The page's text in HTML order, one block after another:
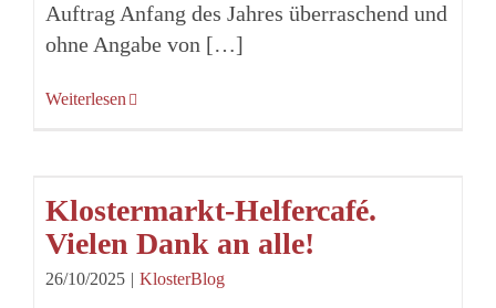
Auftrag Anfang des Jahres überraschend und
ohne Angabe von […]
Weiterlesen
Klostermarkt-Helfercafé.
Vielen Dank an alle!
26/10/2025 | KlosterBlog